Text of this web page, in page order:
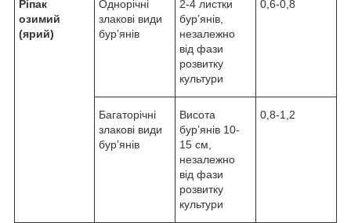
Ріпак
озимий
(ярий)
Однорічні
злакові види
бур’янів
2-4 листки
бур’янів,
незалежно
від фази
розвитку
культури
0,6-0,8
Багаторічні
злакові види
бур’янів
Висота
бур’янів 10-
15 см,
незалежно
від фази
розвитку
культури
0,8-1,2